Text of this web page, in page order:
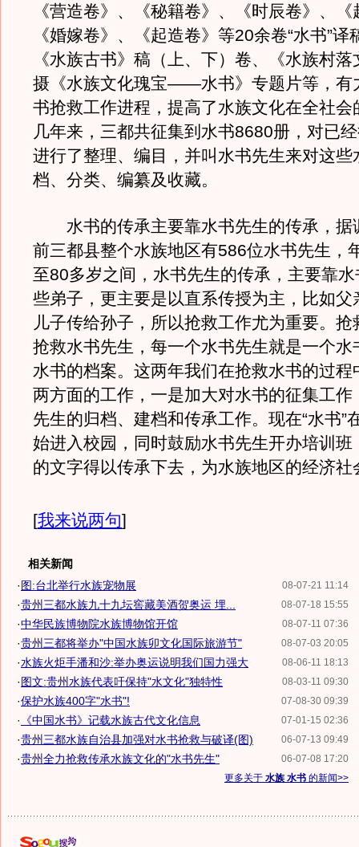
《营造卷》、《秘籍卷》、《时辰卷》、
《婚嫁卷》、《起造卷》等20余卷“水书”译
《水族古书》稿（上、下）卷、《水族村
摄《水族文化瑰宝——水书》专题片等，有
书抢救工作进程，提高了水族文化在全社会
几年来，三都共征集到水书8680册，对已
进行了整理、编目，并叫水书先生来对这些
档、分类、编纂及收藏。
水书的传承主要靠水书先生的传承，据
前三都县整个水族地区有586位水书先生，
至80多岁之间，水书先生的传承，主要靠
些弟子，更主要是以直系传授为主，比如父
儿子传给孙子，所以抢救工作尤为重要。抢
抢救水书先生，每一个水书先生就是一个水
水书的档案。这两年我们在抢救水书的过程
两方面的工作，一是加大对水书的征集工作
先生的归档、建档和传承工作。现在“水书”
始进入校园，同时鼓励水书先生开办培训班
的文字得以传承下去，为水族地区的经济社
[我来说两句]
相关新闻
08-07-21 11:14
·图:台北举行水族宠物展
08-07-18 15:55
·贵州三都水族九十九坛窖藏美酒贺奥运 埋...
08-07-11 07:36
·中华民族博物院水族博物馆开馆
08-07-03 20:05
·贵州三都将举办"中国水族卯文化国际旅游节"
08-06-11 18:13
·水族火炬手潘和沙:举办奥运说明我们国力强大
08-03-11 09:30
·图文:贵州水族代表吁保持"水文化"独特性
07-08-30 09:39
·保护水族400字"水书"!
07-01-15 02:36
· 《中国水书》记载水族古代文化信息
06-07-13 09:49
·贵州三都水族自治县加强对水书抢救与破译(图)
06-07-08 17:20
·贵州全力抢救传承水族文化的"水书先生"
更多关于 水族 水书 的新闻>>